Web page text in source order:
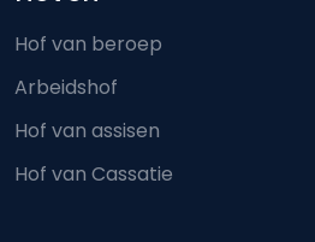
Hof van beroep
Arbeidshof
Hof van assisen
Hof van Cassatie